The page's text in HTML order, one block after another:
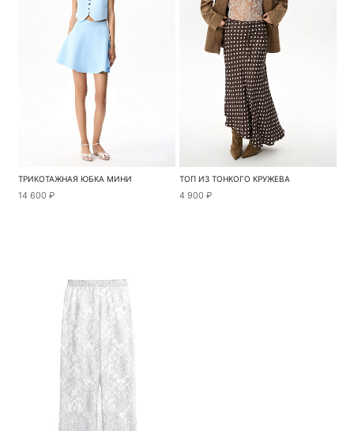
ТРИКОТАЖНАЯ ЮБКА МИНИ
14 600 ₽
ТОП ИЗ ТОНКОГО КРУЖЕВА
4 900 ₽